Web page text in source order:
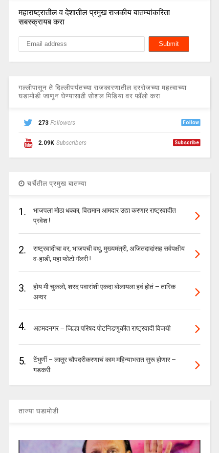
महाराष्ट्रातील व देशातील प्रमुख राजकीय बातम्यांकरिता
सबस्क्रायब करा
गल्लीपासून ते दिल्लीपर्यंतच्या राजकारणातील दररोजच्या महत्वाच्या
घडामोडी जाणून घेण्यासाठी सोशल मिडिया वर फॉलो करा
273 Followers Follow
2.09K Subscribers Subscribe
चर्चेतील प्रमुख बातम्या
1.
भाजपला मोठा धक्का, विद्यमान आमदार उद्या करणार राष्ट्रवादीत
प्रवेश !
2.
राष्ट्रवादीचा वर, भाजपची वधू, मुख्यमंत्री, अजितदादांसह सर्वपक्षीय
व-हाडी, पहा फोटो गॅलरी !
3.
होय मी चुकलो, शरद पवारांशी एकदा बोलायला हवं होतं – तारिक
अन्वर
4. अहमदनगर – जिल्हा परिषद पोटनिडणुकीत राष्ट्रवादी विजयी
5.
टेंभुर्णी – लातूर चौपदरीकरणाचं काम महिन्याभरात सुरू होणार –
गडकरी
ताज्या घडामोडी